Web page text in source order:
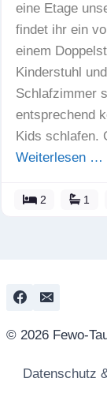
eine Etage
findet ihr ein
einem
Kinderstuhl
Schlafzimmer
entsprechend
Kids schlafen.
Weiterlesen …
2 1
© 2026 Fewo-
Datenschutz